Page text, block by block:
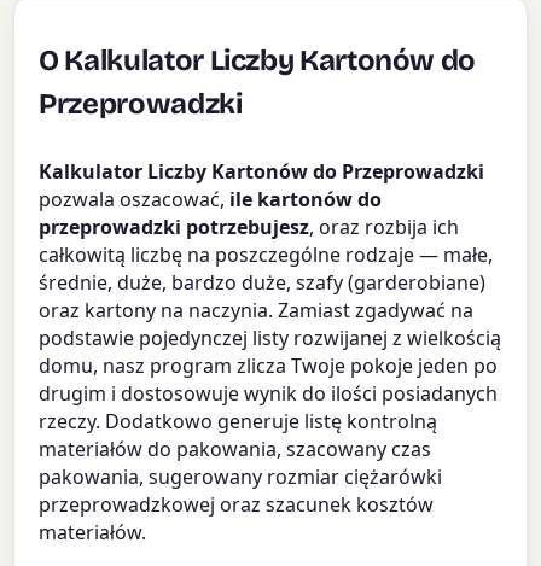
O Kalkulator Liczby Kartonów do
Przeprowadzki
Kalkulator Liczby Kartonów do Przeprowadzki
pozwala oszacować, ile kartonów do
przeprowadzki potrzebujesz, oraz rozbija ich
całkowitą liczbę na poszczególne rodzaje — małe,
średnie, duże, bardzo duże, szafy (garderobiane)
oraz kartony na naczynia. Zamiast zgadywać na
podstawie pojedynczej listy rozwijanej z wielkością
domu, nasz program zlicza Twoje pokoje jeden po
drugim i dostosowuje wynik do ilości posiadanych
rzeczy. Dodatkowo generuje listę kontrolną
materiałów do pakowania, szacowany czas
pakowania, sugerowany rozmiar ciężarówki
przeprowadzkowej oraz szacunek kosztów
materiałów.